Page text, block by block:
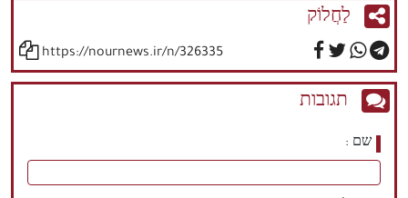
לַחֲלוֹק
https://nournews.ir/n/326335
תגובות
שם